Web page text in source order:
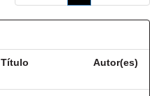
Título Autor(es)